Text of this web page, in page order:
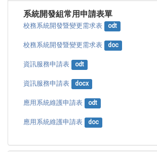
系統開發組常用申請表單
校務系統開發暨變更需求表 odt
校務系統開發暨變更需求表 doc
資訊服務申請表 odt
資訊服務申請表 docx
應用系統維護申請表 odt
應用系統維護申請表 doc